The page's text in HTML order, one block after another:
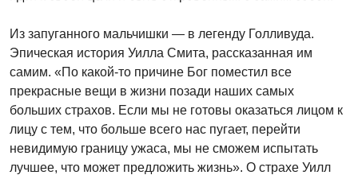
Из запуганного мальчишки — в легенду Голливуда.
Эпическая история Уилла Смита, рассказанная им
самим. «По какой-то причине Бог поместил все
прекрасные вещи в жизни позади наших самых
больших страхов. Если мы не готовы оказаться лицом к
лицу с тем, что больше всего нас пугает, перейти
невидимую границу ужаса, мы не сможем испытать
лучшее, что может предложить жизнь». О страхе Уилл